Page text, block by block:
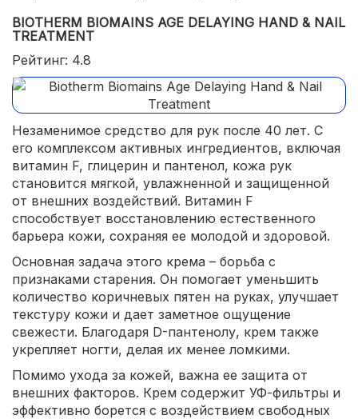
BIOTHERM BIOMAINS AGE DELAYING HAND & NAIL
TREATMENT
Рейтинг: 4.8
Незаменимое средство для рук после 40 лет. С
его комплексом активных ингредиентов, включая
витамин F, глицерин и пантенол, кожа рук
становится мягкой, увлажненной и защищенной
от внешних воздействий. Витамин F
способствует восстановлению естественного
барьера кожи, сохраняя ее молодой и здоровой.
Основная задача этого крема – борьба с
признаками старения. Он помогает уменьшить
количество коричневых пятен на руках, улучшает
текстуру кожи и дает заметное ощущение
свежести. Благодаря D-пантенолу, крем также
укрепляет ногти, делая их менее ломкими.
Помимо ухода за кожей, важна ее защита от
внешних факторов. Крем содержит УФ-фильтры и
эффективно борется с воздействием свободных